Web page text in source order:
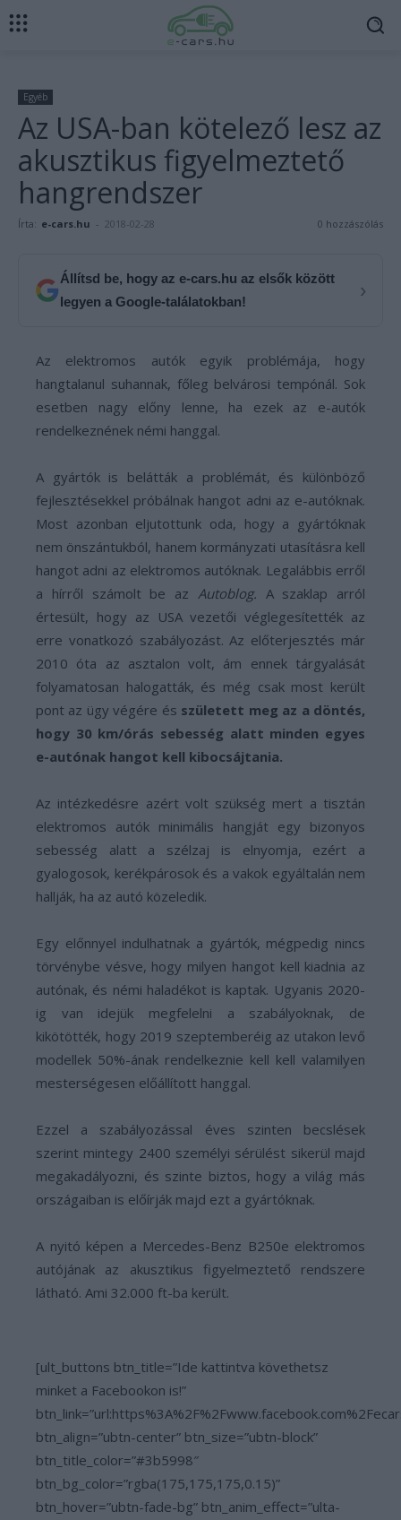
Egyéb
Az USA-ban kötelező lesz az
akusztikus figyelmeztető
hangrendszer
Írta: e-cars.hu - 2018-02-28 0 hozzászólás
Állítsd be, hogy az e-cars.hu az elsők között
legyen a Google-találatokban!
›
Az elektromos autók egyik problémája, hogy
hangtalanul suhannak, főleg belvárosi tempónál. Sok
esetben nagy előny lenne, ha ezek az e-autók
rendelkeznének némi hanggal.
A gyártók is belátták a problémát, és különböző
fejlesztésekkel próbálnak hangot adni az e-autóknak.
Most azonban eljutottunk oda, hogy a gyártóknak
nem önszántukból, hanem kormányzati utasításra kell
hangot adni az elektromos autóknak. Legalábbis erről
a hírről számolt be az Autoblog. A szaklap arról
értesült, hogy az USA vezetői véglegesítették az
erre vonatkozó szabályozást. Az előterjesztés már
2010 óta az asztalon volt, ám ennek tárgyalását
folyamatosan halogatták, és még csak most került
pont az ügy végére és született meg az a döntés,
hogy 30 km/órás sebesség alatt minden egyes
e-autónak hangot kell kibocsájtania.
Az intézkedésre azért volt szükség mert a tisztán
elektromos autók minimális hangját egy bizonyos
sebesség alatt a szélzaj is elnyomja, ezért a
gyalogosok, kerékpárosok és a vakok egyáltalán nem
hallják, ha az autó közeledik.
Egy előnnyel indulhatnak a gyártók, mégpedig nincs
törvénybe vésve, hogy milyen hangot kell kiadnia az
autónak, és némi haladékot is kaptak. Ugyanis 2020-
ig van idejük megfelelni a szabályoknak, de
kikötötték, hogy 2019 szeptemberéig az utakon levő
modellek 50%-ának rendelkeznie kell kell valamilyen
mesterségesen előállított hanggal.
Ezzel a szabályozással éves szinten becslések
szerint mintegy 2400 személyi sérülést sikerül majd
megakadályozni, és szinte biztos, hogy a világ más
országaiban is előírják majd ezt a gyártóknak.
A nyitó képen a Mercedes-Benz B250e elektromos
autójának az akusztikus figyelmeztető rendszere
látható. Ami 32.000 ft-ba került.
[ult_buttons btn_title=”Ide kattintva követhetsz
minket a Facebookon is!”
btn_align=”ubtn-center” btn_size=”ubtn-block”
btn_title_color=”#3b5998″
btn_bg_color=”rgba(175,175,175,0.15)”
btn_hover=”ubtn-fade-bg” btn_anim_effect=”ulta-